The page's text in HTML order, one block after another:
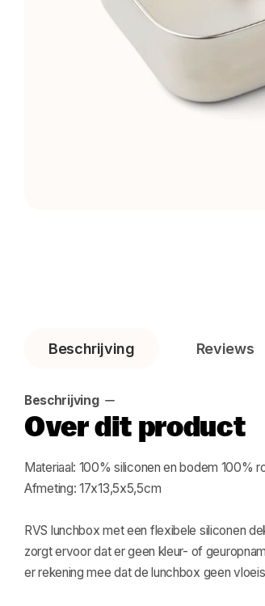
Beschrijving Reviews
Beschrijving
Over dit product
Materiaal: 100% siliconen en bodem 100%
Afmeting: 17x13,5x5,5cm
RVS lunchbox met een flexibele siliconen
zorgt ervoor dat er geen kleur- of
er rekening mee dat de lunchbox geen